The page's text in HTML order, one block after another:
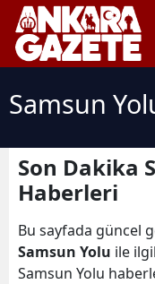
Samsun
Son Dakika
Haberleri
Bu sayfada güncel
Samsun Yolu ile
Samsun Yolu